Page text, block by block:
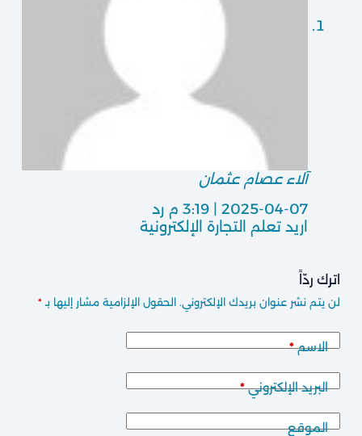
آلاء عصام عثمان
2025-04-07 | 3:19 م
رد
اريد تعلم التجارة الإلكترونية
اترك ردّاً
لن يتم نشر عنوان بريدك الإلكتروني. الحقول الإلزامية مشار إليها بـ *
الاسم*
البريد الإلكتروني*
الموقع